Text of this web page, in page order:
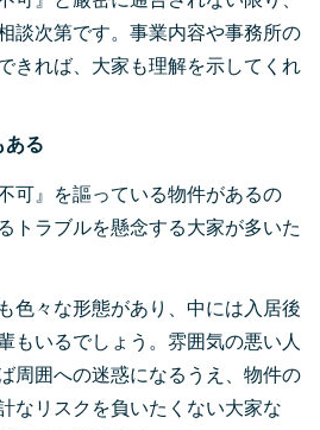
談次第です。事業内容や事務所の
きれば、大家も理解を示してくれ
ある
可』を謳っている物件があるの
トラブルを懸念する大家が多いた
色々な形態があり、中には入居後
もいるでしょう。雰囲気の悪い人
周囲への迷惑になるうえ、物件の
なリスクを負いたくない大家な